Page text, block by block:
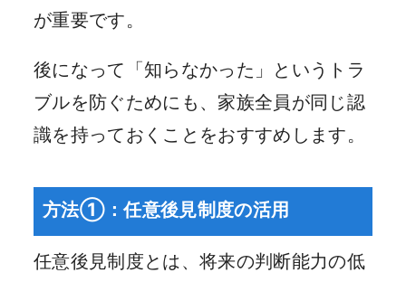
が重要です。
後になって「知らなかった」というトラ
ブルを防ぐためにも、家族全員が同じ認
識を持っておくことをおすすめします。
方法①：任意後見制度の活用
任意後見制度とは、将来の判断能力の低